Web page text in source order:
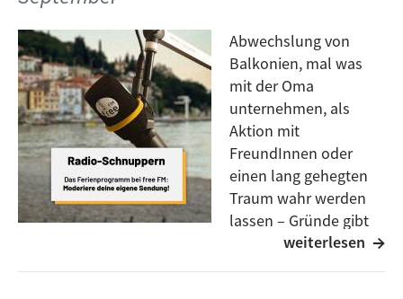
Abwechslung von
Balkonien, mal was
mit der Oma
unternehmen, als
Aktion mit
FreundInnen oder
einen lang gehegten
Traum wahr werden
lassen – Gründe gibt
es genug, umweiterlesen